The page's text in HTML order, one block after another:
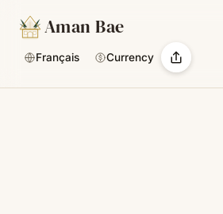
Aman Bae
Français Currency